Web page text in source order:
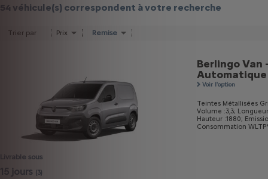
54 véhicule(s) correspondent à votre recherche
Trier par Prix Remise
Livrable sous
15 jours (3)
Berlingo Van
Automatique
Voir l'option
Teintes Métallisées
Volume :3,3;
Hauteur :1880;
Consommation